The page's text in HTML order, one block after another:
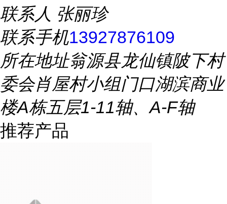
联系人 张丽珍
联系手机13927876109
所在地址翁源县龙仙镇陂下村
委会肖屋村小组门口湖滨商业
楼A栋五层1-11轴、A-F轴
推荐产品